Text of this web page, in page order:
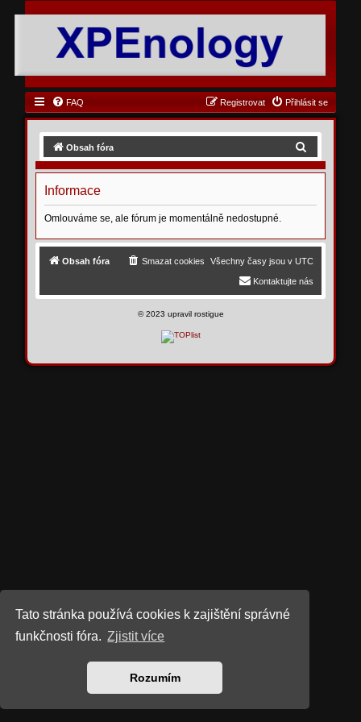
Tato stránka používá cookies k zajištění správné
funkčnosti fóra. Zjistit více
Rozumím
FAQ Přihlásit se
Registrovat
Obsah fóra
d
t
Informace
Omlouváme se, ale fórum je momentálně nedostupné.
Obsah fóra Všechny časy jsou v UTC
Smazat cookies
Kontaktujte nás
©2023 upravil rostigue